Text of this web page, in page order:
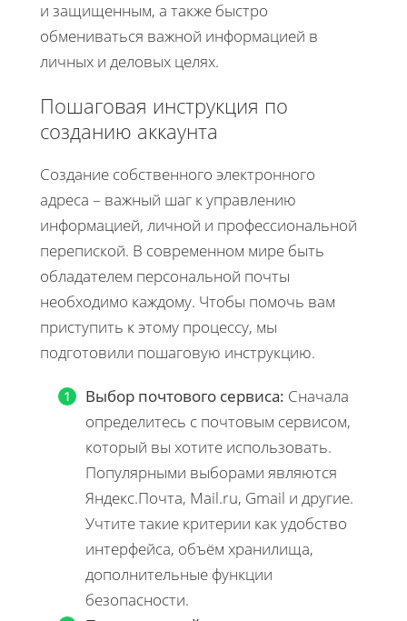
и защищенным, а также быстро
обмениваться важной информацией в
личных и деловых целях.
Пошаговая инструкция по
созданию аккаунта
Создание собственного электронного
адреса – важный шаг к управлению
информацией, личной и профессиональной
перепиской. В современном мире быть
обладателем персональной почты
необходимо каждому. Чтобы помочь вам
приступить к этому процессу, мы
подготовили пошаговую инструкцию.
Выбор почтового сервиса: Сначала
определитесь с почтовым сервисом,
который вы хотите использовать.
Популярными выборами являются
Яндекс.Почта, Mail.ru, Gmail и другие.
Учтите такие критерии как удобство
интерфейса, объём хранилища,
дополнительные функции
безопасности.